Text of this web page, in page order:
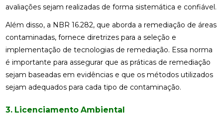
avaliações sejam realizadas de forma sistemática e confiável.
Além disso, a NBR 16.282, que aborda a remediação de áreas
contaminadas, fornece diretrizes para a seleção e
implementação de tecnologias de remediação. Essa norma
é importante para assegurar que as práticas de remediação
sejam baseadas em evidências e que os métodos utilizados
sejam adequados para cada tipo de contaminação.
3. Licenciamento Ambiental